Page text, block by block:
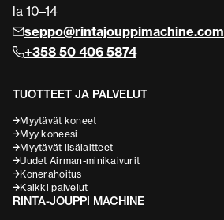
la 10–14
seppo@rintajouppimachine.com
+358 50 406 5874
TUOTTEET JA PALVELUT
Myytävät koneet
Myy koneesi
Myytävät lisälaitteet
Uudet Airman-minikaivurit
Konerahoitus
Kaikki palvelut
RINTA-JOUPPI MACHINE